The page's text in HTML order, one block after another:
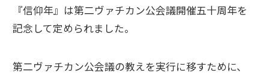
『信仰年』は第二ヴァチカン公会議開催五十周年を
記念して定められました。
第二ヴァチカン公会議の教えを実行に移すために、